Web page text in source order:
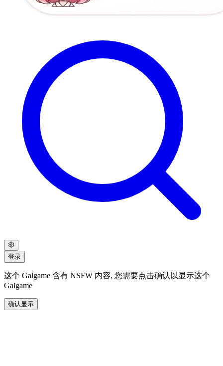
登录
这个 Galgame 含有 NSFW 内容, 您需要点击确认以显示这个
Galgame
确认显示